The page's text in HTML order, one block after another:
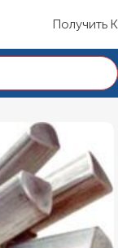
Получить